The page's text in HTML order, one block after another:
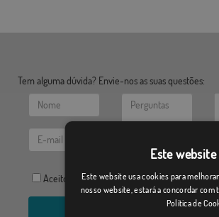
Tem alguma dúvida? Envie-nos as suas questões:
Aceito a Política de Privacidade
Este
Este website usa cookies para
nosso website, estará a concordar
Política de